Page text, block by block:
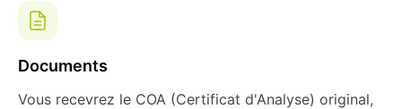
Documents
Vous recevrez le COA (Certificat d'Analyse) original,